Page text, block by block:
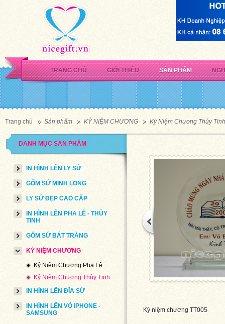
TRANG CHỦ GIỚI THIỆU SẢN PHẨM
Trang chủ Sản phẩm KỶ NIỆM CHƯƠNG Kỷ Niệm Chương Thủy Tinh
DANH MỤC SẢN PHẨM
IN HÌNH LÊN LY SỨ
GỐM SỨ MINH LONG
LY SỨ ĐẸP CAO CẤP
IN HÌNH LÊN PHA LÊ - THỦY
TINH
GỐM SỨ BÁT TRÀNG
KỶ NIỆM CHƯƠNG
Kỷ Niệm Chương Pha Lê
Kỷ Niệm Chương Thủy Tinh
IN HÌNH LÊN ĐĨA SỨ
IN HÌNH LÊN VỎ iPHONE -
SAMSUNG
Kỷ niệm chương TT005